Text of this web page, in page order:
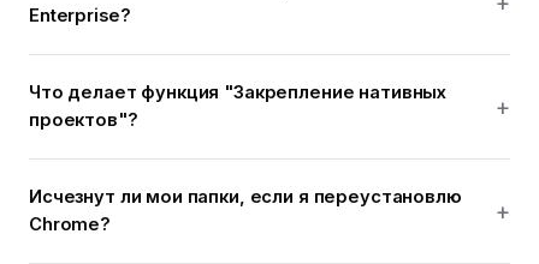
Enterprise?
Что делает функция "Закрепление нативных
проектов"?
Исчезнут ли мои папки, если я переустановлю
Chrome?